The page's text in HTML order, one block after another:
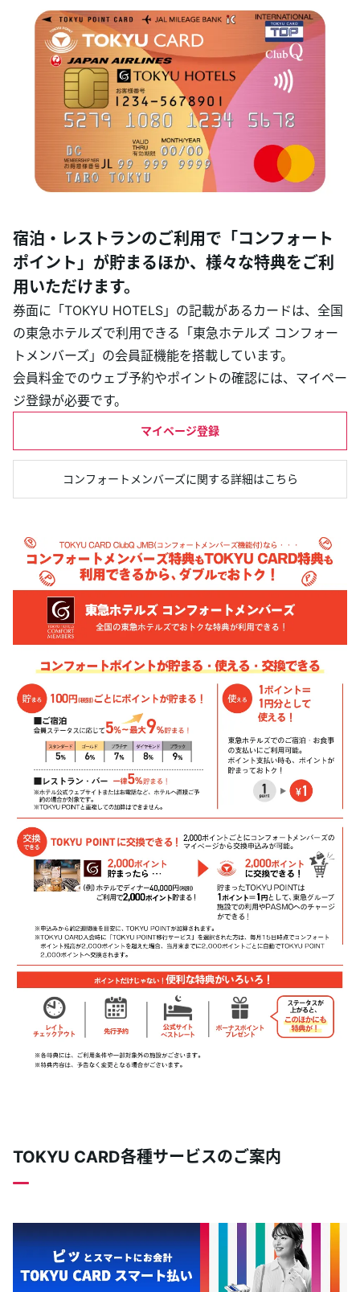
宿泊・レストランのご利用で「コンフォート
ポイント」が貯まるほか、様々な特典をご利
用いただけます。
券面に「TOKYU HOTELS」の記載があるカードは、全国
の東急ホテルズで利用できる「東急ホテルズ コンフォー
トメンバーズ」の会員証機能を搭載しています。
会員料金でのウェブ予約やポイントの確認には、マイペー
ジ登録が必要です。
マイページ登録
コンフォートメンバーズに関する詳細はこちら
TOKYU CARD各種サービスのご案内